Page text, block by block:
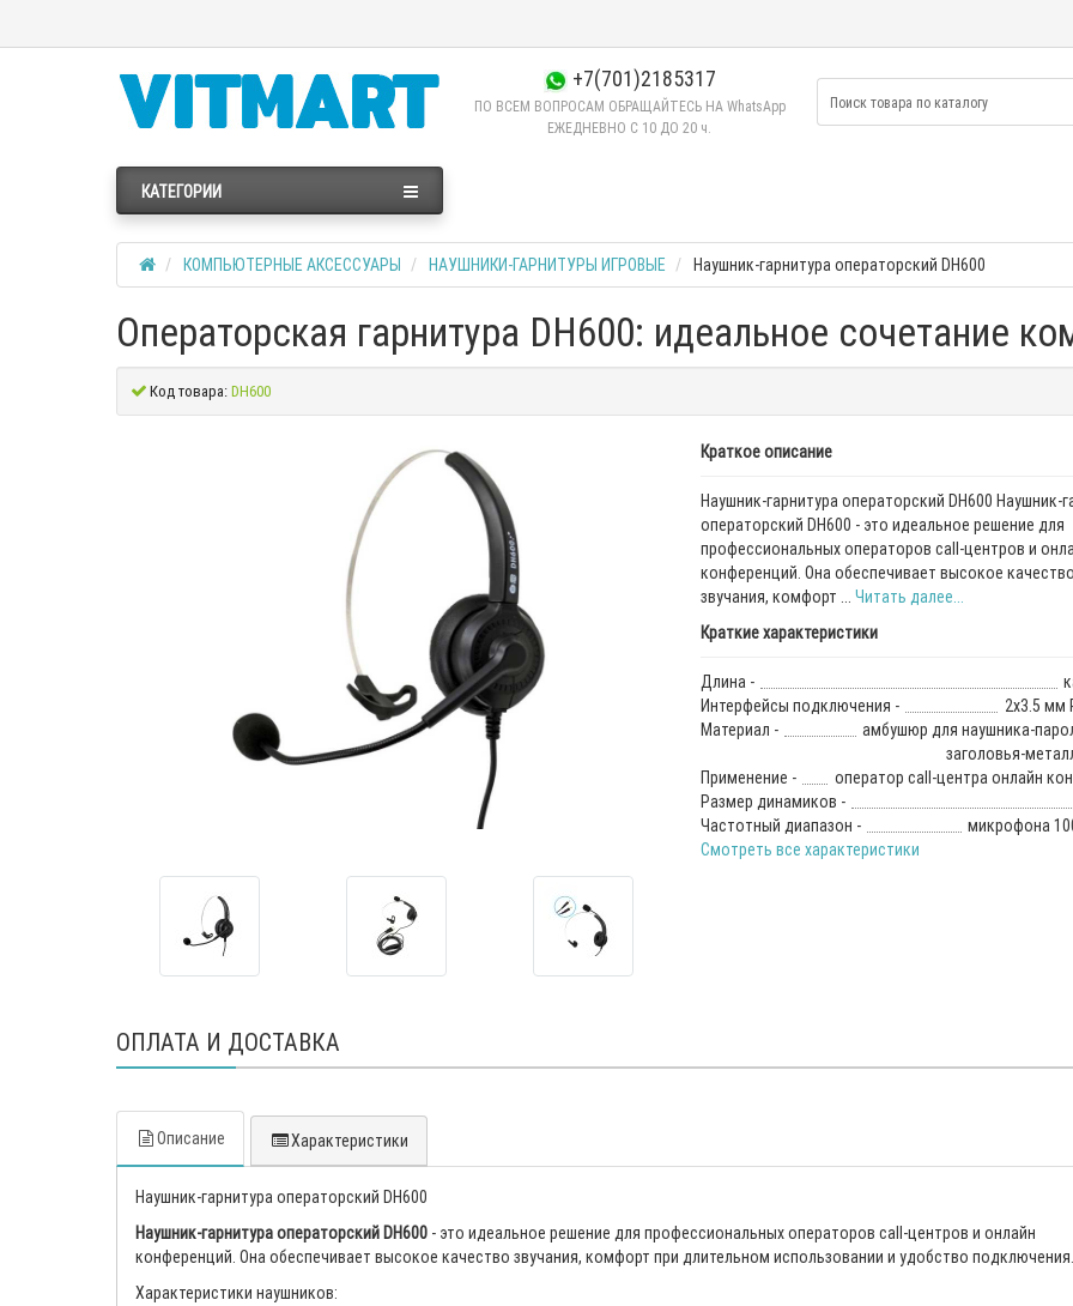
+7(701)2185317
ПО ВСЕМ ВОПРОСАМ ОБРАЩАЙТЕСЬ НА WhatsApp
ЕЖЕДНЕВНО C 10 ДО 20 ч.
КАТЕГОРИИ
КОМПЬЮТЕРНЫЕ АКСЕССУАРЫ НАУШНИКИ-ГАРНИТУРЫ ИГРОВЫЕ Наушник-гарнитура операторский DH600
Операторская гарнитура DH600: идеальное сочетание
Код товара:DH600
Краткое описание
Наушник-гарнитура операторский DH600 Наушник-
операторский DH600 - это идеальное решение для
профессиональных операторов call-центров и
конференций. Она обеспечивает высокое качество
звучания, комфорт ... Читать далее...
Краткие характеристики
Длина -
Интерфейсы подключения -
2х3.5 мм
Материал -
амбушюр для наушника-
заголовья-
Применение -
оператор call-центра онлайн
Размер динамиков -
Частотный диапазон -
микрофона
Смотреть все характеристики
ОПЛАТА И ДОСТАВКА
Описание Характеристики
Наушник-гарнитура операторский DH600
Наушник-гарнитура операторский DH600 - это идеальное решение для профессиональных операторов call-центров и онлайн
конференций. Она обеспечивает высокое качество звучания, комфорт при длительном использовании и удобство подключения.
Характеристики наушников: